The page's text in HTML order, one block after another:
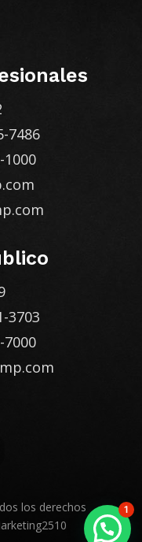
7486
1000
3703
7000
los derechos
1